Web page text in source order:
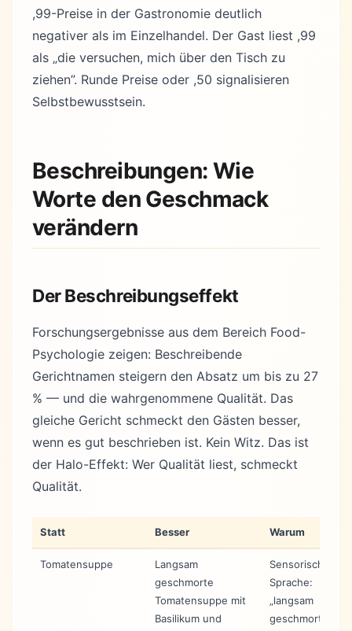
,99-Preise in der Gastronomie deutlich
negativer als im Einzelhandel. Der Gast liest ,99
als „die versuchen, mich über den Tisch zu
ziehen”. Runde Preise oder ,50 signalisieren
Selbstbewusstsein.
Beschreibungen: Wie
Worte den Geschmack
verändern
Der Beschreibungseffekt
Forschungsergebnisse aus dem Bereich Food-
Psychologie zeigen: Beschreibende
Gerichtnamen steigern den Absatz um bis zu 27
% — und die wahrgenommene Qualität. Das
gleiche Gericht schmeckt den Gästen besser,
wenn es gut beschrieben ist. Kein Witz. Das ist
der Halo-Effekt: Wer Qualität liest, schmeckt
Qualität.
Statt Besser Warum
Tomatensuppe
Langsam
geschmorte
Tomatensuppe mit
Basilikum und
Sensorische
Sprache:
„langsam
geschmort”,